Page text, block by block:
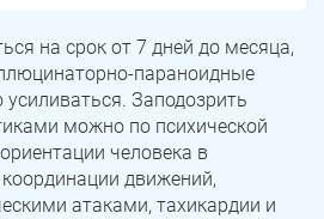
на срок от 7 дней до месяца,
параноидные
усиливаться. Заподозрить
можно по психической
человека в
координации движений,
атаками, тахикардии и